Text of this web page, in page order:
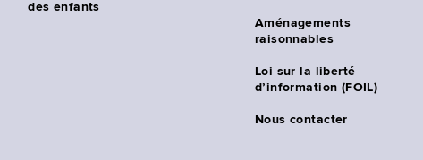
des enfants
Aménagements
raisonnables
Loi sur la liberté
d’information (FOIL)
Nous contacter